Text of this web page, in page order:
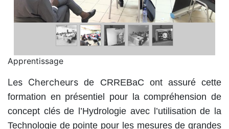
Apprentissage
Les Chercheursde CRREBaC ont assuré cette
formation en présentiel pour la compréhension de
concept clés de l’Hydrologie avec l’utilisation de la
Technologie de pointe pour les mesures de grandes